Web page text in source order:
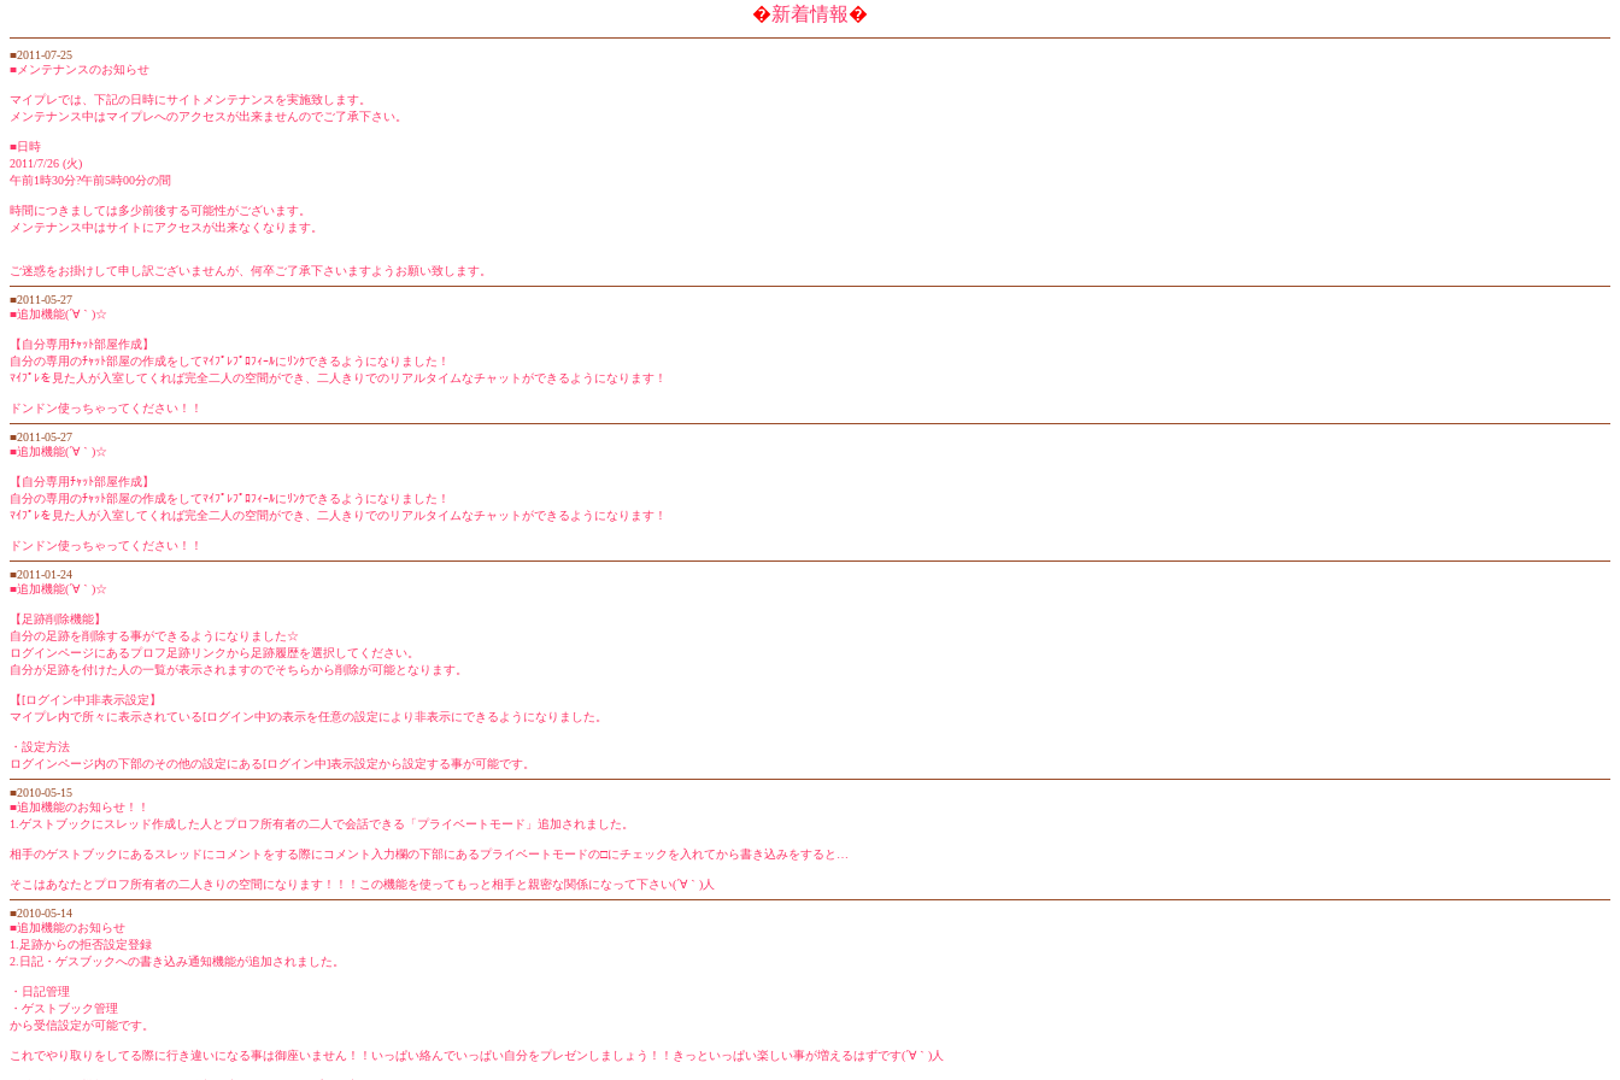
�新着情報�
■2011-07-25
■メンテナンスのお知らせ
マイプレでは、下記の日時にサイトメンテナンスを実施致します。
メンテナンス中はマイプレへのアクセスが出来ませんのでご了承下さい。
■日時
2011/7/26 (火)
午前1時30分?午前5時00分の間
時間につきましては多少前後する可能性がございます。
メンテナンス中はサイトにアクセスが出来なくなります。
ご迷惑をお掛けして申し訳ございませんが、何卒ご了承下さいますようお願い致します。
■2011-05-27
■追加機能(´∀｀)☆
【自分専用ﾁｬｯﾄ部屋作成】
自分の専用のﾁｬｯﾄ部屋の作成をしてﾏｲﾌﾟﾚﾌﾟﾛﾌｨｰﾙにﾘﾝｸできるようになりました！
ﾏｲﾌﾟﾚを見た人が入室してくれば完全二人の空間ができ、二人きりでのリアルタイムなチャットができるようになります！
ドンドン使っちゃってください！！
■2011-05-27
■追加機能(´∀｀)☆
【自分専用ﾁｬｯﾄ部屋作成】
自分の専用のﾁｬｯﾄ部屋の作成をしてﾏｲﾌﾟﾚﾌﾟﾛﾌｨｰﾙにﾘﾝｸできるようになりました！
ﾏｲﾌﾟﾚを見た人が入室してくれば完全二人の空間ができ、二人きりでのリアルタイムなチャットができるようになります！
ドンドン使っちゃってください！！
■2011-01-24
■追加機能(´∀｀)☆
【足跡削除機能】
自分の足跡を削除する事ができるようになりました☆
ログインページにあるプロフ足跡リンクから足跡履歴を選択してください。
自分が足跡を付けた人の一覧が表示されますのでそちらから削除が可能となります。
【[ログイン中]非表示設定】
マイプレ内で所々に表示されている[ログイン中]の表示を任意の設定により非表示にできるようになりました。
・設定方法
ログインページ内の下部のその他の設定にある[ログイン中]表示設定から設定する事が可能です。
■2010-05-15
■追加機能のお知らせ！！
1.ゲストブックにスレッド作成した人とプロフ所有者の二人で会話できる「プライベートモード」追加されました。
相手のゲストブックにあるスレッドにコメントをする際にコメント入力欄の下部にあるプライベートモードの□にチェックを入れてから書き込みをすると…
そこはあなたとプロフ所有者の二人きりの空間になります！！！この機能を使ってもっと相手と親密な関係になって下さい(´∀｀)人
■2010-05-14
■追加機能のお知らせ
1.足跡からの拒否設定登録
2.日記・ゲスブックへの書き込み通知機能が追加されました。
・日記管理
・ゲストブック管理
から受信設定が可能です。
これでやり取りをしてる際に行き違いになる事は御座いません！！いっぱい絡んでいっぱい自分をプレゼンしましょう！！きっといっぱい楽しい事が増えるはずです(´∀｀)人